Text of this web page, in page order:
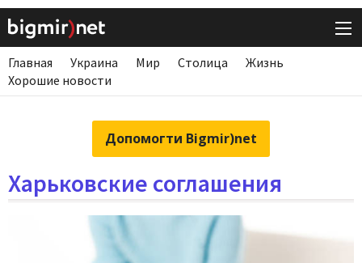
Главная Украина Мир Столица
Жизнь
Хорошие новости
Допомогти Bigmir)net
Харьковские соглашения